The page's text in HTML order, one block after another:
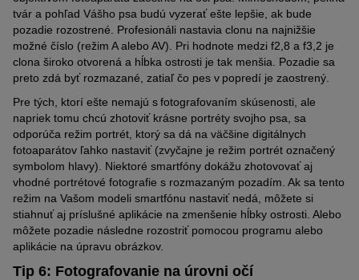
tvár a pohľad Vášho psa budú vyzerať ešte lepšie, ak bude
pozadie rozostrené. Profesionáli nastavia clonu na najnižšie
možné číslo (režim A alebo AV). Pri hodnote medzi f2,8 a f3,2 je
clona široko otvorená a hĺbka ostrosti je tak menšia. Pozadie sa
preto zdá byť rozmazané, zatiaľ čo pes v popredí je zaostrený.
Pre tých, ktorí ešte nemajú s fotografovaním skúsenosti, ale
napriek tomu chcú zhotoviť krásne portréty svojho psa, sa
odporúča režim portrét, ktorý sa dá na väčšine digitálnych
fotoaparátov ľahko nastaviť (zvyčajne je režim portrét označený
symbolom hlavy). Niektoré smartfóny dokážu zhotovovať aj
vhodné portrétové fotografie s rozmazaným pozadím. Ak sa tento
režim na Vašom modeli smartfónu nastaviť nedá, môžete si
stiahnuť aj príslušné aplikácie na zmenšenie hĺbky ostrosti. Alebo
môžete pozadie následne rozostriť pomocou programu alebo
aplikácie na úpravu obrázkov.
Tip 6: Fotografovanie na úrovni očí